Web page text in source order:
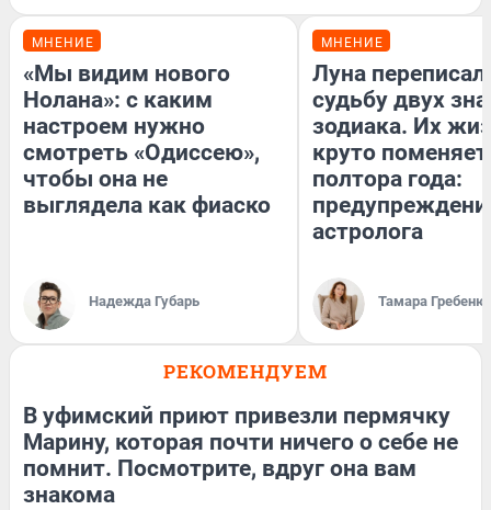
МНЕНИЕ
«Мы видим нового
Нолана»: с каким
настроем нужно
смотреть «Одиссею»,
чтобы она не
выглядела как фиаско
Надежда Губарь
МНЕНИЕ
Луна
судьбу двух
зодиака. Их
круто
полтора года:
астролога
Тамара
РЕКОМЕНДУЕМ
В уфимский приют привезли пермячку
Марину, которая почти ничего о себе не
помнит. Посмотрите, вдруг она вам
знакома